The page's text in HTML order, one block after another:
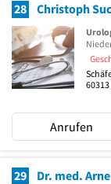
28 Christoph
60313
Anrufen
29 Dr. med.